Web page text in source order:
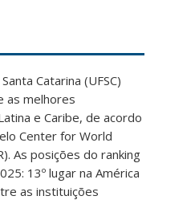
Catarina (UFSC)
as melhores
e Caribe, de acordo
Center for World
As posições do ranking
13º lugar na América
as instituições